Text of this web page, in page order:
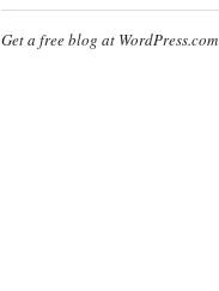
Get a free blog at WordPress.com